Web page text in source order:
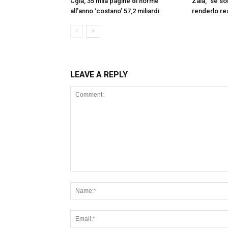
all’anno ‘costano’ 57,2 miliardi
renderlo
LEAVE A REPLY